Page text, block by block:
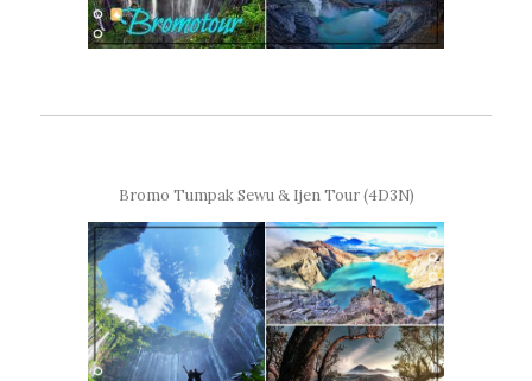
Bromo Tumpak Sewu & Ijen Tour (4D3N)